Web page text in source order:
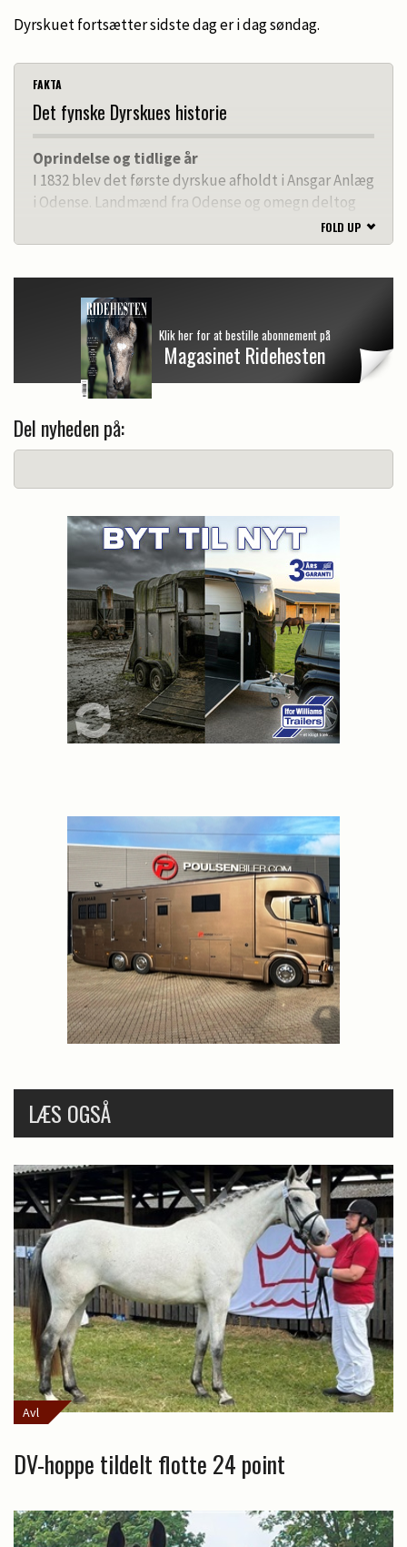
Dyrskuet fortsætter sidste dag er i dag søndag.
FAKTA
Det fynske Dyrskues historie
Oprindelse og tidlige år
I 1832 blev det første dyrskue afholdt i Ansgar Anlæg
i Odense. Landmænd fra Odense og omegn deltog
med deres kvæg, som blev vurderet ved indgangen.
Kun de bedste dyr blev godkendt til at deltage i
udvikling og avl.
I 1882 blev Det Fynske Fællesskue afholdt som et
samarbejde mellem Patriotisk Selskab og seks
landboforeninger. Dette var starten på det, der
fællesorganisationen uafhængig af Patriotisk
Selskab.
Flytning og udvikling
I 1961 blev dyrskuet flyttet til den nuværende plads
syd for Kløvermosevej i Odense, da den tidligere
plads ikke længere kunne rumme det voksende
arrangement. Denne nye placering gav plads til flere
bygninger og udstillinger. I 2020 bestod området af
cirka 50 faste bygninger og havde et årligt besøgstal
på omkring 50.000.
Fra landbrug til folkefest
Oprindeligt var formålet med dyrskuet at fremme
avl og udvikling i landbruget gennem udstilling af
dyr og landbrugsredskaber. I dag er det også en
fremvise deres kæledyr.
Moderne tiltag og fokusområder
I de senere år har dyrskuet udvidet sit fokus til at
inkludere fødevarer og bæredygtighed. I 2024 blev
Fødevarefestivalen introduceret, hvor besøgende
kan smage på lokale, fynske fødevarer og deltage i
madrelaterede aktiviteter.
FOLD UP
Klik her for at bestille abonnement på
Magasinet Ridehesten
Del nyheden på:
LÆS OGSÅ
Avl
DV-hoppe tildelt flotte 24 point